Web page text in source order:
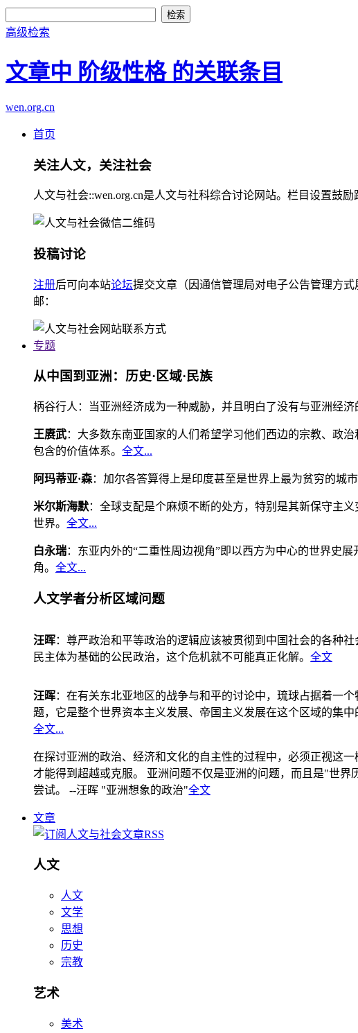
高级检索
文章中 阶级性格 的关联条目
wen.org.cn
首页
关注人文，关注社会
人文与社会::wen.org.cn是人文与社科综合讨论网站。栏目设置鼓
投稿讨论
注册后可向本站论坛提交文章（因通信管理局对电子公告管理方
邮：
专题
从中国到亚洲：历史·区域·民族
柄谷行人：当亚洲经济成为一种威胁，并且明白了没有与亚洲经
王赓武：大多数东南亚国家的人们希望学习他们西边的宗教、政
包含的价值体系。 全文...
阿玛蒂亚·森：加尔各答算得上是印度甚至是世界上最为贫穷的城
米尔斯海默：全球支配是个麻烦不断的处方，特别是其新保守主
世界。 全文...
白永瑞：东亚内外的“二重性周边视角”即以西方为中心的世界史
角。 全文...
人文学者分析区域问题
汪晖：尊严政治和平等政治的逻辑应该被贯彻到中国社会的各种
民主体为基础的公民政治，这个危机就不可能真正化解。 全文
汪晖：在有关东北亚地区的战争与和平的讨论中，琉球占据着一
题，它是整个世界资本主义发展、帝国主义发展在这个区域的集中
全文...
在探讨亚洲的政治、经济和文化的自主性的过程中，必须正视这
才能得到超越或克服。 亚洲问题不仅是亚洲的问题，而且是"世
尝试。 --汪晖 "亚洲想象的政治"全文
文章
人文
人文
文学
思想
历史
宗教
艺术
美术